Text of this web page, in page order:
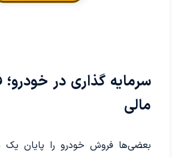
سرمایه گذاری در خودرو؛
مالی
بعضی‌ها فروش خودرو را پایان یک